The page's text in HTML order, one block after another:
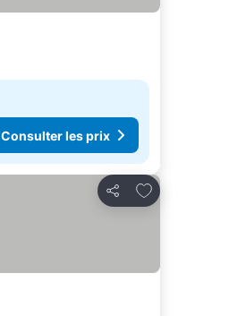
Consulter les prix
Partager
Ajouter à mes